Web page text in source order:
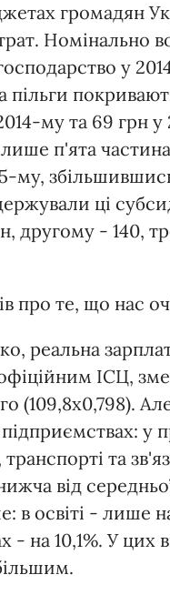
громадян
Номінально
у
пільги
му та 69 грн
п'ята
му,
ці
другому - 140,
про те, що нас
реальна
ІСЦ,
(109,8х0,798).
у
транспорті та
від
освіті - лише
- на 10,1%. У цих